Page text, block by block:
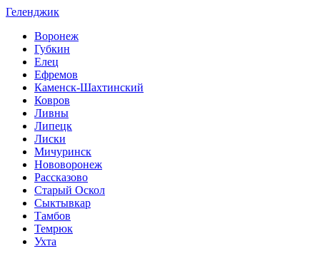
Геленджик
Воронеж
Губкин
Елец
Ефремов
Каменск-Шахтинский
Ковров
Ливны
Липецк
Лиски
Мичуринск
Нововоронеж
Рассказово
Старый Оскол
Сыктывкар
Тамбов
Темрюк
Ухта